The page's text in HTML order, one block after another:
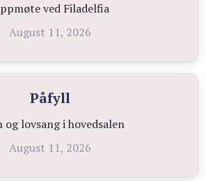
ved Filadelfia
August 11, 2026
Påfyll
og lovsang i hovedsalen
August 11, 2026